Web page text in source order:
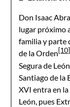
Don Isaac
lugar próximo
familia y parte
de la Orden[10]
Segura de
Santiago de la
XVI entra en
León, pues